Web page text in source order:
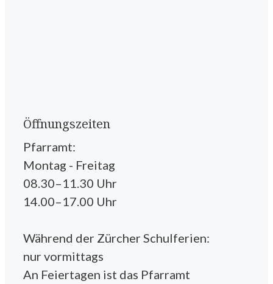
Öffnungszeiten
Pfarramt:
Montag - Freitag
08.30–11.30 Uhr
14.00–17.00 Uhr
Während der Zürcher Schulferien:
nur vormittags
An Feiertagen ist das Pfarramt